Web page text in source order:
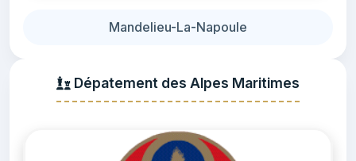
Mandelieu-La-Napoule
Dépatement des Alpes Maritimes